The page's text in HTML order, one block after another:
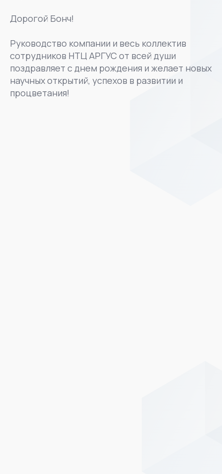
Дорогой Бонч!
Руководство компании и весь коллектив
сотрудников НТЦ АРГУС от всей души
поздравляет с днем рождения и желает новых
научных открытий, успехов в развитии и
процветания!